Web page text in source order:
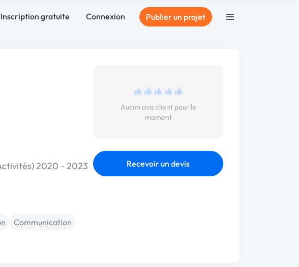
Inscription gratuite Connexion Publier un projet
2020 - 2023
Communication
Aucun avis client pour le
moment
Recevoir un devis